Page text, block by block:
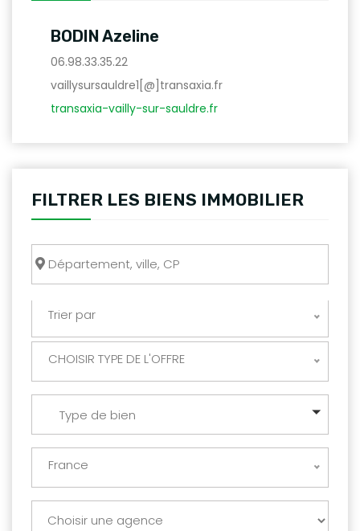
BODIN Azeline
06.98.33.35.22
vaillysursauldre1[@]transaxia.fr
transaxia-vailly-sur-sauldre.fr
FILTRER LES BIENS IMMOBILIER
Trier par
CHOISIR TYPE DE L'OFFRE
Type de bien
France